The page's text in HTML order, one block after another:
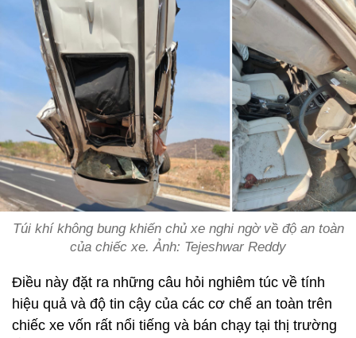
Túi khí không bung khiến chủ xe nghi ngờ về độ an toàn
của chiếc xe. Ảnh: Tejeshwar Reddy
Điều này đặt ra những câu hỏi nghiêm túc về tính
hiệu quả và độ tin cậy của các cơ chế an toàn trên
chiếc xe vốn rất nổi tiếng và bán chạy tại thị trường